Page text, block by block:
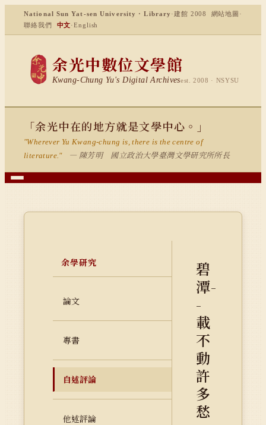
National Sun Yat-sen University · Library ·建館 2008 網站地圖 ·
聯絡我們
中文·English
余光中數位文學館
Kwang-Chung Yu's Digital Archivesest. 2008 · NSYSU
「余光中在的地方就是文學中心。」
"Wherever Yu Kwang-chung is, there is the centre of
literature."
— 陳芳明 國立政治大學臺灣文學研究所所長
余學研究
論文
專書
自述評論
他述評論
碧
潭-
-
載
不
動
許
多
愁